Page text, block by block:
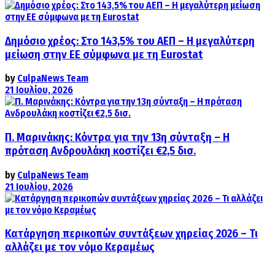
Δημόσιο χρέος: Στο 143,5% του ΑΕΠ – Η μεγαλύτερη
μείωση στην ΕΕ σύμφωνα με τη Eurostat
by CulpaNews Team
21 Ιουλίου, 2026
Π. Μαρινάκης: Κόντρα για την 13η σύνταξη – Η
πρόταση Ανδρουλάκη κοστίζει €2,5 δισ.
by CulpaNews Team
21 Ιουλίου, 2026
Κατάργηση περικοπών συντάξεων χηρείας 2026 – Τι
αλλάζει με τον νόμο Κεραμέως